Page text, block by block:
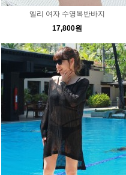
엘리 여자 수영복반바지
17,800원